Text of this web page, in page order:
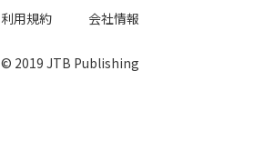
利用規約 会社情報
© 2019 JTB Publishing